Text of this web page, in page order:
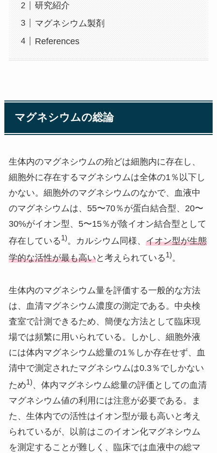
研究紹介
マグネシウム製剤
References
マグネシウムの総論
生体内のマグネシウムの殆どは細胞内に存在し、
細胞外に存在するマグネシウムは全体の1％以下し
かない。細胞外のマグネシウムのなかで、血液中
のマグネシウムは、55〜70％が蛋白結合型、20〜
30%がイオン型、5〜15％が陰イオン結合型として
存在している1)。カルシウム同様、 イオン型が生態
学的な活性が最も高いと考えられている1)。
生体内のマグネシウム量を評価する一般的な方法
は、血清マグネシウム濃度の測定である。中央検
査室で計測できるため、簡便な方法として臨床現
場では頻繁に用いられている。しかし、細胞外液
には体内マグネシウム総量の1％しか存在せず、血
清中で測定されたマグネシウムは0.3％でしかない
ため1)、体内マグネシウム総量の評価としての血清
マグネシウム値の利用には注意が必要である。ま
た、生体内での活性はイオン型が最も高いと考え
られているが、以前はこのイオン化マグネシウム
を測定することが難しく、臨床では血液中の総マ